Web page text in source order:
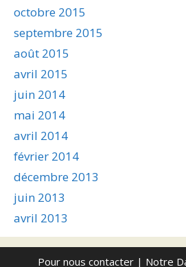
octobre 2015
septembre 2015
août 2015
avril 2015
juin 2014
mai 2014
avril 2014
février 2014
décembre 2013
juin 2013
avril 2013
Pour nous contacter| Notre